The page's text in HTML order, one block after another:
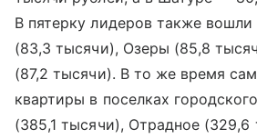
В пятерку лидеров также
(83,3 тысячи), Озеры (85,8
(87,2 тысячи). В то же время
квартиры в поселках
(385,1 тысячи), Отрадное (329,6